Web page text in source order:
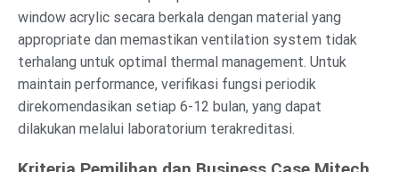
window acrylic secara berkala dengan material yang
appropriate dan memastikan ventilation system tidak
terhalang untuk optimal thermal management. Untuk
maintain performance, verifikasi fungsi periodik
direkomendasikan setiap 6-12 bulan, yang dapat
dilakukan melalui laboratorium terakreditasi.